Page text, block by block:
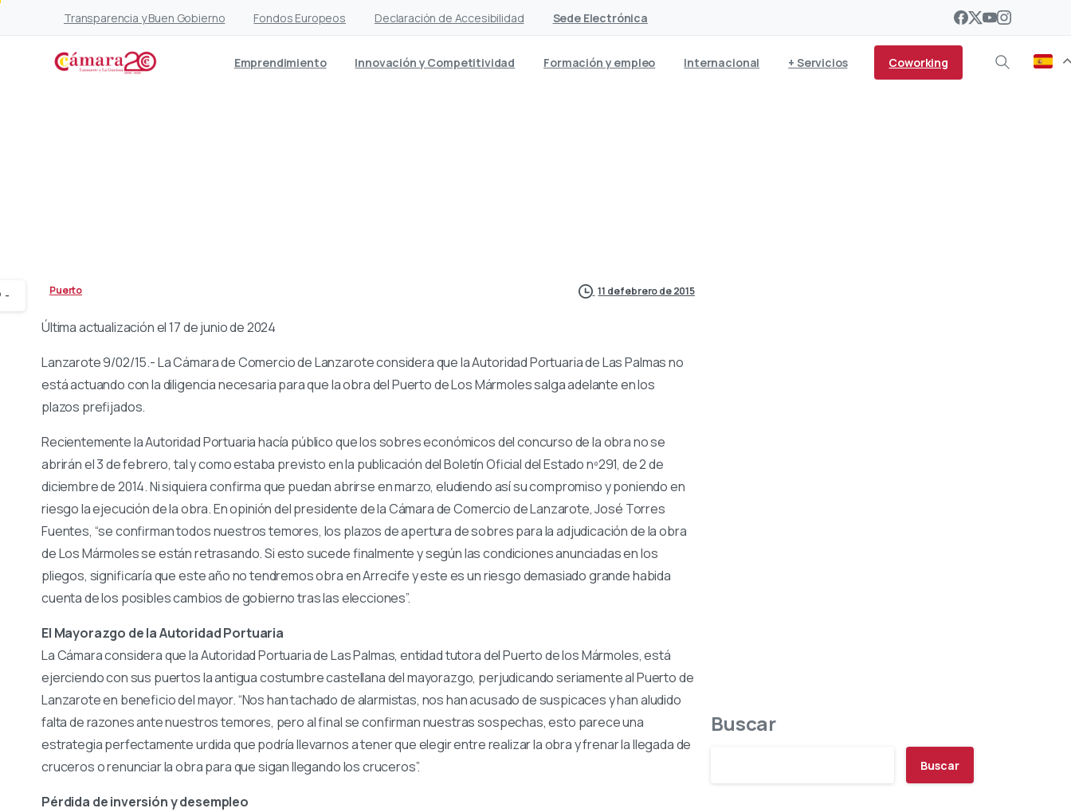
Transparencia y Buen Gobierno Fondos Europeos Declaración de Accesibilidad Sede Electrónica
Emprendimiento Innovación y Competitividad Formación y empleo Internacional + Servicios Coworking
Puerto 11 de febrero de 2015
Última actualización el 17 de junio de 2024
Lanzarote 9/02/15.- La Cámara de Comercio de Lanzarote considera que la Autoridad Portuaria de Las Palmas no
está actuando con la diligencia necesaria para que la obra del Puerto de Los Mármoles salga adelante en los
plazos prefijados.
Recientemente la Autoridad Portuaria hacía público que los sobres económicos del concurso de la obra no se
abrirán el 3 de febrero, tal y como estaba previsto en la publicación del Boletín Oficial del Estado nº291, de 2 de
diciembre de 2014. Ni siquiera confirma que puedan abrirse en marzo, eludiendo así su compromiso y poniendo en
riesgo la ejecución de la obra. En opinión del presidente de la Cámara de Comercio de Lanzarote, José Torres
Fuentes, “se confirman todos nuestros temores, los plazos de apertura de sobres para la adjudicación de la obra
de Los Mármoles se están retrasando. Si esto sucede finalmente y según las condiciones anunciadas en los
pliegos, significaría que este año no tendremos obra en Arrecife y este es un riesgo demasiado grande habida
cuenta de los posibles cambios de gobierno tras las elecciones”.
El Mayorazgo de la Autoridad Portuaria
La Cámara considera que la Autoridad Portuaria de Las Palmas, entidad tutora del Puerto de los Mármoles, está
ejerciendo con sus puertos la antigua costumbre castellana del mayorazgo, perjudicando seriamente al Puerto de
Lanzarote en beneficio del mayor. “Nos han tachado de alarmistas, nos han acusado de suspicaces y han aludido
falta de razones ante nuestros temores, pero al final se confirman nuestras sospechas, esto parece una
estrategia perfectamente urdida que podría llevarnos a tener que elegir entre realizar la obra y frenar la llegada de
cruceros o renunciar la obra para que sigan llegando los cruceros”.
Pérdida de inversión y desempleo
-
Buscar
Buscar